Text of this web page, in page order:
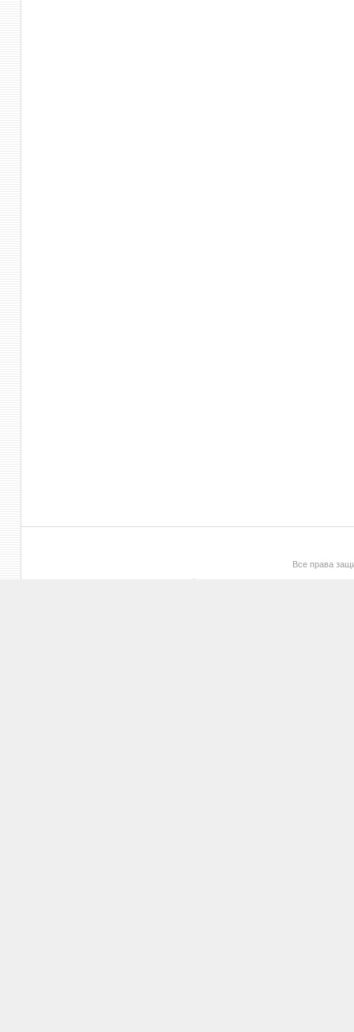
Все права